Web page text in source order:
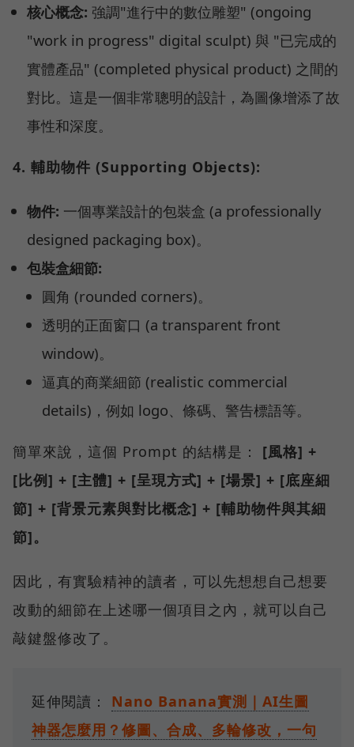
核心概念: 強調"進行中的數位雕塑" (ongoing
"work in progress" digital sculpt) 與 "已完成的
實體產品" (completed physical product) 之間的
對比。這是一個非常聰明的設計，為圖像增添了故
事性和深度。
4. 輔助物件 (Supporting Objects):
物件: 一個專業設計的包裝盒 (a professionally
designed packaging box)。
包裝盒細節:
圓角 (rounded corners)。
透明的正面窗口 (a transparent front
window)。
逼真的商業細節 (realistic commercial
details)，例如 logo、條碼、警告標語等。
簡單來說，這個 Prompt 的結構是： [風格] +
[比例] + [主體] + [呈現方式] + [場景] + [底座細
節] + [背景元素與對比概念] + [輔助物件與其細
節]。
因此，有實驗精神的讀者，可以先想想自己想要
改動的細節在上述哪一個項目之內，就可以自己
敲鍵盤修改了。
延伸閱讀： Nano Banana實測｜AI生圖
神器怎麼用？修圖、合成、多輪修改，一句